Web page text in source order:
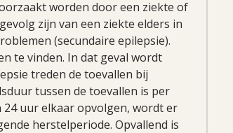
worden door een ziekte of
zijn van een ziekte elders in
(secundaire epilepsie).
te vinden. In dat geval wordt
treden de toevallen bij
tussen de toevallen is per
24 uur elkaar opvolgen, wordt er
herstelperiode. Opvallend is